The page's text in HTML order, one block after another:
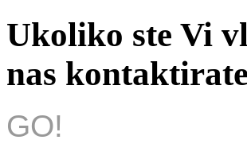
Ukoliko ste Vi
nas
GO!